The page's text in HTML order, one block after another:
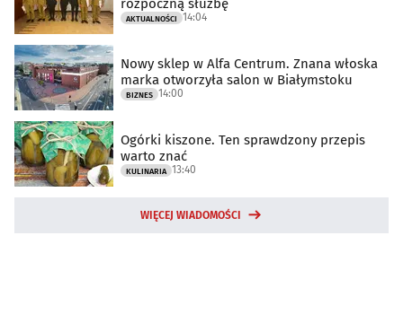
AKTUALNOŚCI 14:04
Nowy sklep w Alfa Centrum. Znana włoska
marka otworzyła salon w Białymstoku
BIZNES 14:00
Ogórki kiszone. Ten sprawdzony przepis
warto znać
KULINARIA 13:40
WIĘCEJ WIADOMOŚCI